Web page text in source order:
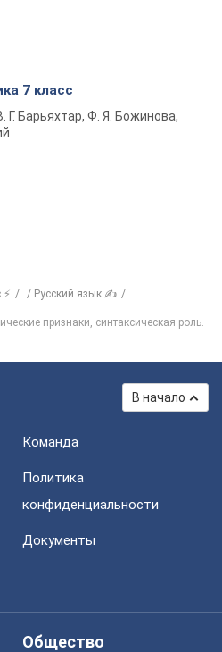
7 класс
Г. Барьяхтар, Ф. Я. Божинова,
Русский язык ✍
признаки, синтаксическая роль.
В начало
Команда
Политика
конфиденциальности
Документы
Общество